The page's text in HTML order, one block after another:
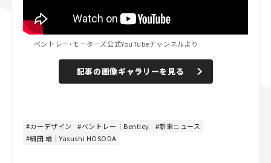
ベントレー・モーターズ公式YouTubeチャンネルより
記事の画像ギャラリーを見る
カーデザイン ベントレー｜Bentley
新車ニュース
細田 靖｜Yasushi HOSODA